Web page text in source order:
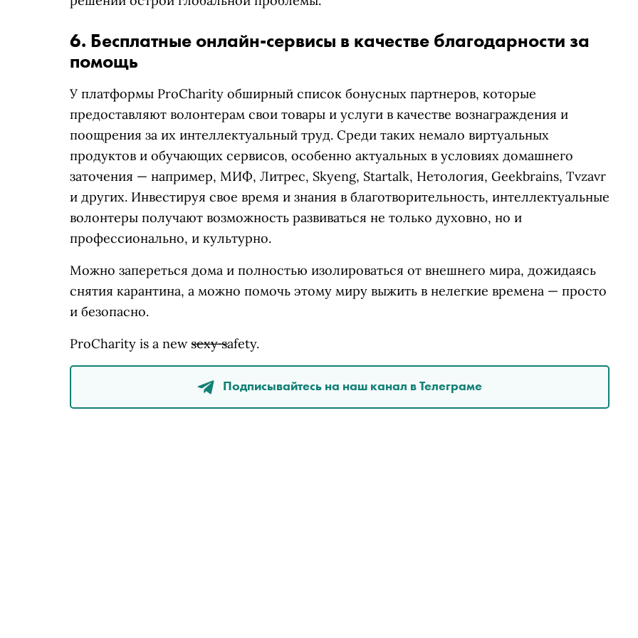
6. Бесплатные онлайн-сервисы в качестве благодарности за
помощь
У платформы ProCharity обширный список бонусных партнеров, которые
предоставляют волонтерам свои товары и услуги в качестве вознаграждения и
поощрения за их интеллектуальный труд. Среди таких немало виртуальных
продуктов и обучающих сервисов, особенно актуальных в условиях домашнего
заточения — например, МИФ, Литрес, Skyeng, Startalk, Нетология, Geekbrains, Tvzavr
и других. Инвестируя свое время и знания в благотворительность, интеллектуальные
волонтеры получают возможность развиваться не только духовно, но и
профессионально, и культурно.
Можно запереться дома и полностью изолироваться от внешнего мира, дожидаясь
снятия карантина, а можно помочь этому миру выжить в нелегкие времена — просто
и безопасно.
ProCharity is a new ̶s̶e̶x̶y̶ safety.
Подписывайтесь на наш канал в Телеграме